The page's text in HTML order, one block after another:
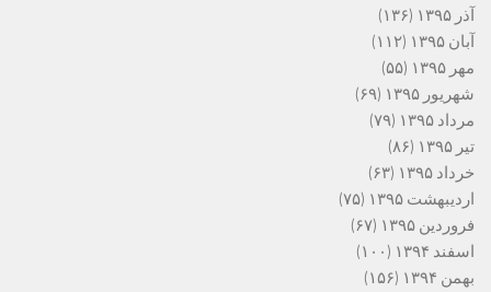
آذر ۱۳۹۵
(۱۳۶)
آبان ۱۳۹۵
(۱۱۲)
مهر ۱۳۹۵
(۵۵)
شهریور ۱۳۹۵
(۶۹)
مرداد ۱۳۹۵
(۷۹)
تیر ۱۳۹۵
(۸۶)
خرداد ۱۳۹۵
(۶۳)
اردیبهشت ۱۳۹۵
(۷۵)
فروردین ۱۳۹۵
(۶۷)
اسفند ۱۳۹۴
(۱۰۰)
بهمن ۱۳۹۴
(۱۵۶)